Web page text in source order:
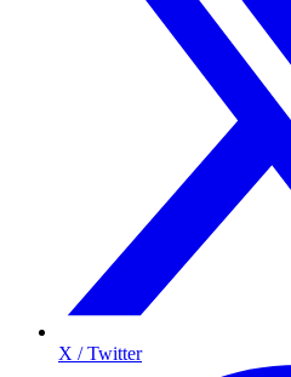
X / Twitter